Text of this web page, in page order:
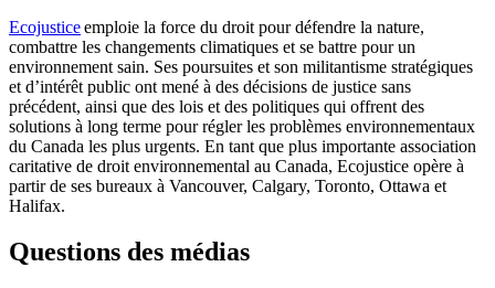
Ecojusticeemploie la force du droit pour défendre la nature,
combattre les changements climatiques et se battre pour un
environnement sain. Ses poursuites et son militantisme stratégiques
et d’intérêt public ont mené à des décisions de justice sans
précédent, ainsi que des lois et des politiques qui offrent des
solutions à long terme pour régler les problèmes environnementaux
du Canada les plus urgents. En tant que plus importante association
caritative de droit environnemental au Canada, Ecojustice opère à
partir de ses bureaux à Vancouver, Calgary, Toronto, Ottawa et
Halifax.
Questions des médias